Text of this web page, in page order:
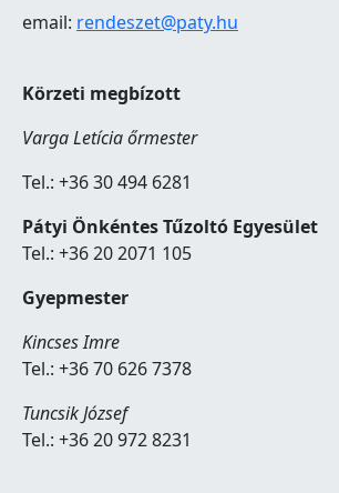
email: rendeszet@paty.hu
Körzeti megbízott
Varga Letícia őrmester
Tel.: +36 30 494 6281
Pátyi Önkéntes Tűzoltó Egyesület
Tel.: +36 20 2071 105
Gyepmester
Kincses Imre
Tel.: +36 70 626 7378
Tuncsik József
Tel.: +36 20 972 8231